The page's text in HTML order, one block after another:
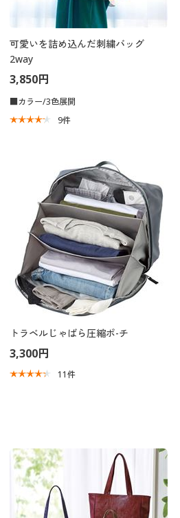
可愛いを詰め込んだ刺繍バッグ
2way
3,850円
■カラー/3色展開
9件
トラベルじゃばら圧縮ポ-チ
3,300円
11件